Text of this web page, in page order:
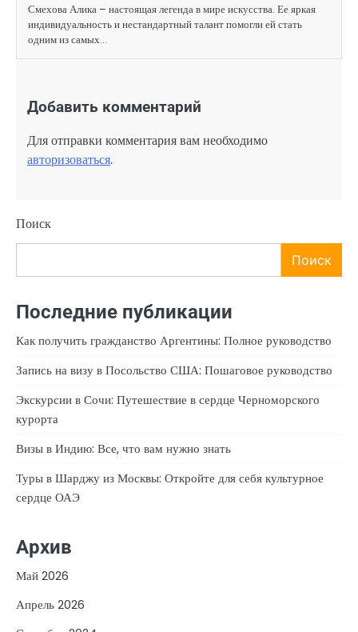
Смехова Алика – настоящая легенда в мире искусства. Ее яркая
индивидуальность и нестандартный талант помогли ей стать
одним из самых…
Добавить комментарий
Для отправки комментария вам необходимо
авторизоваться.
Поиск
Поиск
Последние публикации
Как получить гражданство Аргентины: Полное руководство
Запись на визу в Посольство США: Пошаговое руководство
Экскурсии в Сочи: Путешествие в сердце Черноморского
курорта
Визы в Индию: Все, что вам нужно знать
Туры в Шарджу из Москвы: Откройте для себя культурное
сердце ОАЭ
Архив
Май 2026
Апрель 2026